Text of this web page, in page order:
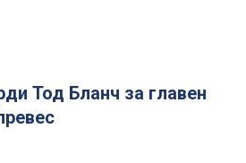
Тод Бланч за главен